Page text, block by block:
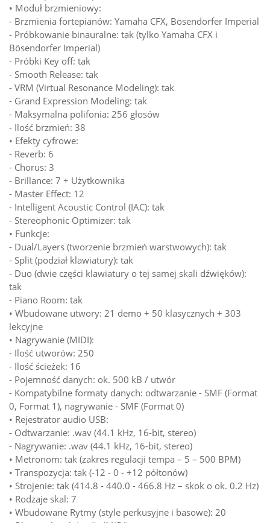
• Moduł brzmieniowy:
- Brzmienia fortepianów: Yamaha CFX, Bösendorfer Imperial
- Próbkowanie binauralne: tak (tylko Yamaha CFX i
Bösendorfer Imperial)
- Próbki Key off: tak
- Smooth Release: tak
- VRM (Virtual Resonance Modeling): tak
- Grand Expression Modeling: tak
- Maksymalna polifonia: 256 głosów
- Ilość brzmień: 38
• Efekty cyfrowe:
- Reverb: 6
- Chorus: 3
- Brillance: 7 + Użytkownika
- Master Effect: 12
- Intelligent Acoustic Control (IAC): tak
- Stereophonic Optimizer: tak
• Funkcje:
- Dual/Layers (tworzenie brzmień warstwowych): tak
- Split (podział klawiatury): tak
- Duo (dwie części klawiatury o tej samej skali dźwięków):
tak
- Piano Room: tak
• Wbudowane utwory: 21 demo + 50 klasycznych + 303
lekcyjne
• Nagrywanie (MIDI):
- Ilość utworów: 250
- Ilość ścieżek: 16
- Pojemność danych: ok. 500 kB / utwór
- Kompatybilne formaty danych: odtwarzanie - SMF (Format
0, Format 1), nagrywanie - SMF (Format 0)
• Rejestrator audio USB:
- Odtwarzanie: .wav (44.1 kHz, 16-bit, stereo)
- Nagrywanie: .wav (44.1 kHz, 16-bit, stereo)
• Metronom: tak (zakres regulacji tempa – 5 – 500 BPM)
• Transpozycja: tak (-12 - 0 - +12 półtonów)
• Strojenie: tak (414.8 - 440.0 - 466.8 Hz – skok o ok. 0.2 Hz)
• Rodzaje skal: 7
• Wbudowane Rytmy (style perkusyjne i basowe): 20